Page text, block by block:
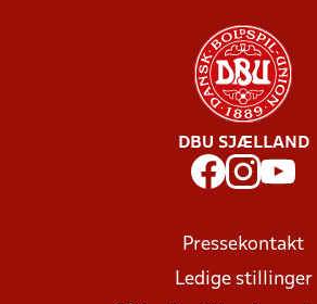
DBU SJÆLLAND
Pressekontakt
Ledige stillinger